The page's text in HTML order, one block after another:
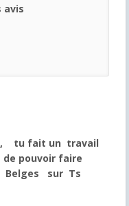
avis
, tu fait un travail
pouvoir faire
Belges sur Ts